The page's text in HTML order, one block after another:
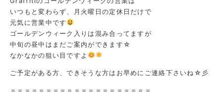
いつもと変わらず、月火曜日の定休日だけで
元気に営業中です
ゴールデンウィーク入りは混み合ってますが
中旬の昼中はまだご案内ができます☆
なかなかの狙い目ですよ
ご予定がある方、できそうな方はお早めにご連絡下さいね☆彡
＝＝＝＝＝＝＝＝＝＝＝＝＝＝＝＝＝＝＝＝